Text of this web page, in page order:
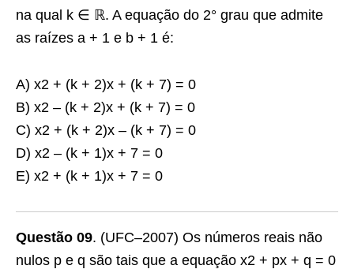
na qual k ∈ ℝ. A equação do 2° grau que admite
as raízes a + 1 e b + 1 é:
A) x2 + (k + 2)x + (k + 7) = 0
B) x2 – (k + 2)x + (k + 7) = 0
C) x2 + (k + 2)x – (k + 7) = 0
D) x2 – (k + 1)x + 7 = 0
E) x2 + (k + 1)x + 7 = 0
Questão 09. (UFC–2007) Os números reais não
nulos p e q são tais que a equação x2 + px + q = 0